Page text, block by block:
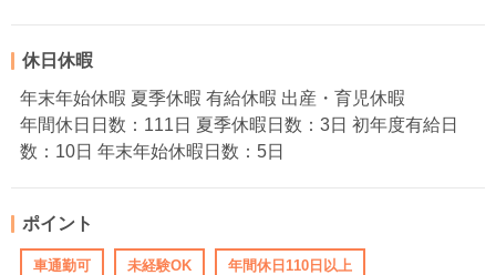
休日休暇
年末年始休暇 夏季休暇 有給休暇 出産・育児休暇
年間休日日数：111日 夏季休暇日数：3日 初年度有給日
数：10日 年末年始休暇日数：5日
ポイント
車通勤可 未経験OK 年間休日110日以上